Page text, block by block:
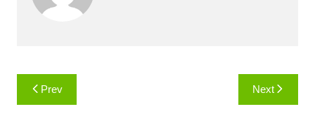
Навигация
Prev Next